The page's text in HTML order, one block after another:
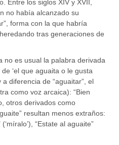
Entre los siglos XIV y XVII,
no había alcanzado su
forma con la que habría
tras generaciones de
no es usual la palabra derivada
‘el que aguaita o le gusta
diferencia de “aguaitar”, el
como voz arcaica): “Bien
otros derivados como
resultan menos extraños:
“Estate al aguaite”